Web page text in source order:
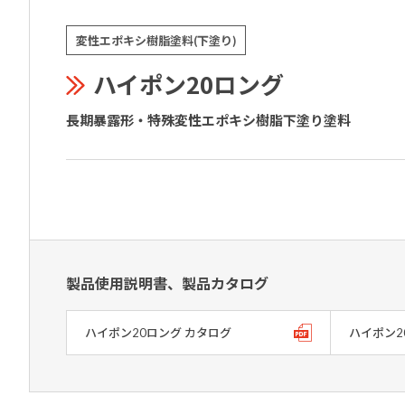
変性エポキシ樹脂塗料(下塗り)
ハイポン20ロング
長期暴露形・特殊変性エポキシ樹脂下塗り塗料
製品使用説明書、製品カタログ
ハイポン20ロング カタログ ハイポン